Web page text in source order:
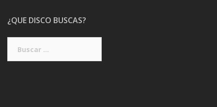
¿QUE DISCO BUSCAS?